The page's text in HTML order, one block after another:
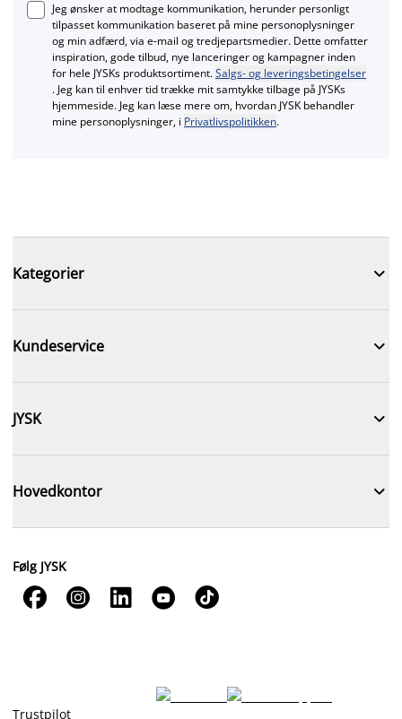
Jeg ønsker at modtage kommunikation, herunder personligt
tilpasset kommunikation baseret på mine personoplysninger
og min adfærd, via e‑mail og tredjepartsmedier. Dette omfatter
inspiration, gode tilbud, nye lanceringer og kampagner inden
for hele JYSKs produktsortiment.Salgs- og leveringsbetingelser
. Jeg kan til enhver tid trække mit samtykke tilbage på JYSKs
hjemmeside. Jeg kan læse mere om, hvordan JYSK behandler
mine personoplysninger, i Privatlivspolitikken.
Kategorier 
Kundeservice 
JYSK 
Hovedkontor 
Følg JYSK
    
Trustpilot